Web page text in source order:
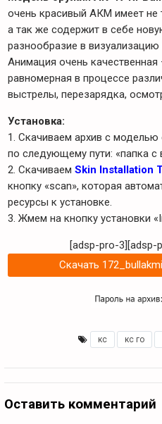
очень красивый АКМ имеет не
а так же содержит в себе
разнообразие в
Анимация очень
равномерная в процессе
выстрелы, перезарядка,
Установка:
1. Скачиваем архив с
по следующему пути: «папка с
2. Скачиваем Skin Installation
кнопку «scan», которая
ресурсы к установке.
3. Жмем на кнопку установки
[adsp-pro-3][adsp-
Скачать
кс кс го
Оставить комментарий